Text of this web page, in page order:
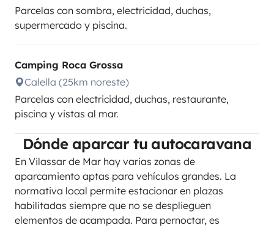
Parcelas con sombra, electricidad, duchas,
supermercado y piscina.
Camping Roca Grossa
Calella (25km noreste)
Parcelas con electricidad, duchas, restaurante,
piscina y vistas al mar.
Dónde aparcar tu autocaravana
En Vilassar de Mar hay varias zonas de
aparcamiento aptas para vehículos grandes. La
normativa local permite estacionar en plazas
habilitadas siempre que no se desplieguen
elementos de acampada. Para pernoctar, es